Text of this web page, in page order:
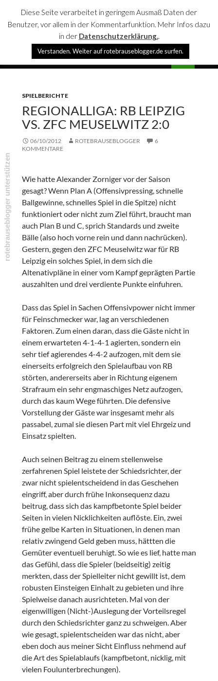
rotebrauseblogger
SPRINGE
SPIELBERICHTE
REGIONALLIGA: RB LEIPZIG
VS. ZFC MEUSELWITZ 2:0
06/10/2012 ROTEBRAUSEBLOGGER
6
KOMMENTARE
Wie hatte Alexander Zorniger vor der Saison
gesagt? Wenn Plan A (Offensivpressing, schnelle
Ballgewinne, schnelles Spiel in die Spitze) nicht
funktioniert oder nicht zum Ziel führt, braucht man
auch Plan B und C, sprich Standards und zweite
Bälle (also hoch vorne rein und dann nachrücken).
Gestern, gegen den ZFC Meuselwitz war für RB
Leipzig ein solches Spiel, in dem sich die
Altenativpläne in einer vom Kampf geprägten Partie
auszahlten und drei verdiente Punkte einfuhren.
Dass das Spiel in Sachen Offensivpower nicht immer
für Feinschmecker war, lag an verschiedenen
Faktoren. Zum einen daran, dass die Gäste nicht in
einem erwarteten 4-1-4-1 agierten, sondern ein
sehr tief agierendes 4-4-2 aufzogen, mit dem sie
einerseits erfolgreich den Spielaufbau von RB
störten, andererseits aber in Richtung eigenem
Strafraum ein sehr engmaschiges Netz aufzogen,
durch das kaum Wege führten. Die defensive
Vorstellung der Gäste war insgesamt mehr als
passabel, zumal sie diesen Part mit viel Ehrgeiz und
Einsatz spielten.
Auch seinen Beitrag zu einem stellenweise
zerfahrenen Spiel leistete der Schiedsrichter, der
zwar nicht spielentscheidend in das Geschehen
eingriff, aber durch frühe Inkonsequenz dazu
beitrug, dass sich das kampfbetonte Spiel beider
Seiten in vielen Nicklichkeiten auflöste. Ein, zwei
frühe gelbe Karten in Situationen, in denen man
relativ zwingend Geld geben muss, hättten die
Gemüter eventuell beruhigt. So wie es lief, hatte man
das Gefühl, dass die Spieler (beidseitig) zeitig
merkten, dass der Spielleiter nicht gewillt ist, dem
robusten Einsteigen Einhalt zu gebieten und ihre
Spielweise danach ausrichteten. Mal von der
eigenwilligen (Nicht-)Auslegung der Vorteilsregel
durch den Schiedsrichter ganz zu schweigen. Aber
wie gesagt, spielentscheiden war das nicht, aber
eben doch aus meiner Sicht Einfluss nehmend auf
die Art des Spielablaufs (kampfbetont, nicklig, mit
vielen Foulunterbrechungen).
Diese Seite verarbeitet in geringem Ausmaß Daten der
Benutzer, vor allem in der Kommentarfunktion. Mehr Infos dazu
in der Datenschutzerklärung..
Verstanden. Weiter auf rotebrauseblogger.de surfen.
rotebrauseblogger unterstützen